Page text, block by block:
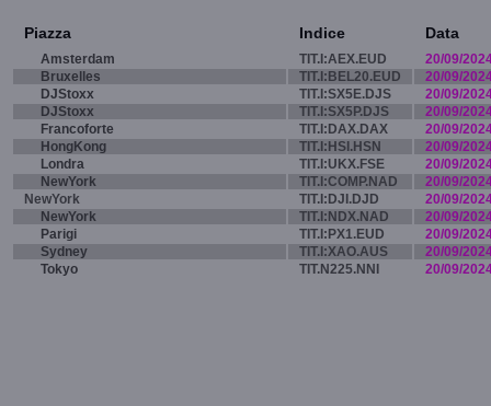
Piazza Indice Data
Amsterdam TIT.I:AEX.EUD
20/09/
Bruxelles
TIT.I:BEL20.EUD
20/09/
DJStoxx
TIT.I:SX5E.DJS
20/09/
DJStoxx
TIT.I:SX5P.DJS
20/09/
Francoforte
TIT.I:DAX.DAX
20/09/
HongKong
TIT.I:HSI.HSN
20/09/
Londra
TIT.I:UKX.FSE
20/09/
NewYork
TIT.I:COMP.NAD
20/09/
NewYork
TIT.I:DJI.DJD
20/09/
NewYork
TIT.I:NDX.NAD
20/09/
Parigi
TIT.I:PX1.EUD
20/09/
Sydney
TIT.I:XAO.AUS
20/09/
Tokyo
TIT.N225.NNI 20/09/